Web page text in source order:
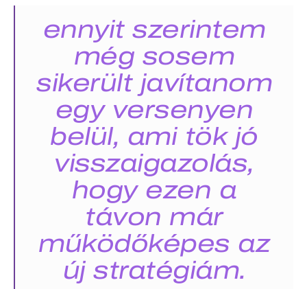
ennyit szerintem
még sosem
sikerült javítanom
egy versenyen
belül, ami tök jó
visszaigazolás,
hogy ezen a
távon már
működőképes az
új stratégiám.